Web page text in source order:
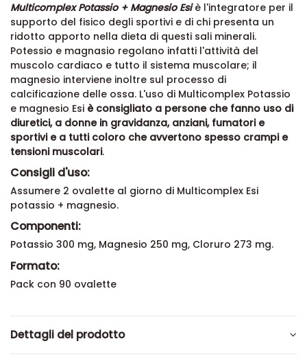
Multicomplex Potassio + Magnesio Esi è l'integratore per il
supporto del fisico degli sportivi e di chi presenta un
ridotto apporto nella dieta di questi sali minerali.
Potessio e magnasio regolano infatti l'attività del
muscolo cardiaco e tutto il sistema muscolare; il
magnesio interviene inoltre sul processo di
calcificazione delle ossa. L'uso di Multicomplex Potassio
e magnesio Esi è consigliato a persone che fanno uso di
diuretici, a donne in gravidanza, anziani, fumatori e
sportivi e a tutti coloro che avvertono spesso crampi e
tensioni muscolari.
Consigli d'uso:
Assumere 2 ovalette al giorno di Multicomplex Esi
potassio + magnesio.
Componenti:
Potassio 300 mg, Magnesio 250 mg, Cloruro 273 mg.
Formato:
Pack con 90 ovalette
Dettagli del prodotto